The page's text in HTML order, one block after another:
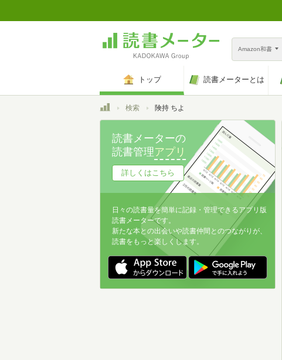
Amazon和書
トップ 読書メーターとは
トップ検索 険持 ちよ
読書メーターの
読書管理アプリ
詳しくはこちら
日々の読書量を簡単に記録・管理できるアプリ版
読書メーターです。
新たな本との出会いや読書仲間とのつながりが、
読書をもっと楽しくします。